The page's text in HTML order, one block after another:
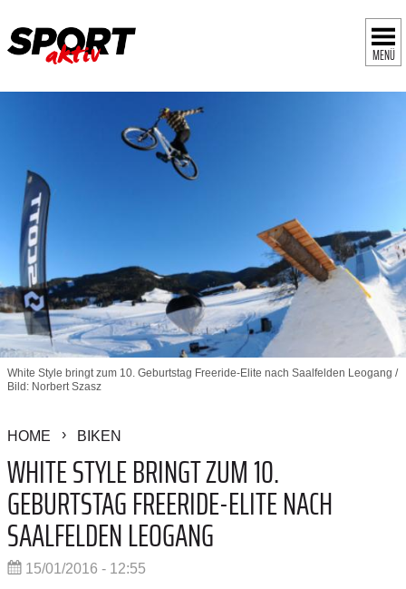
MENÜ
White Style bringt zum 10. Geburtstag Freeride-Elite nach Saalfelden Leogang /
Bild: Norbert Szasz
HOME BIKEN
WHITE STYLE BRINGT ZUM 10.
GEBURTSTAG FREERIDE-ELITE NACH
SAALFELDEN LEOGANG
15/01/2016 - 12:55